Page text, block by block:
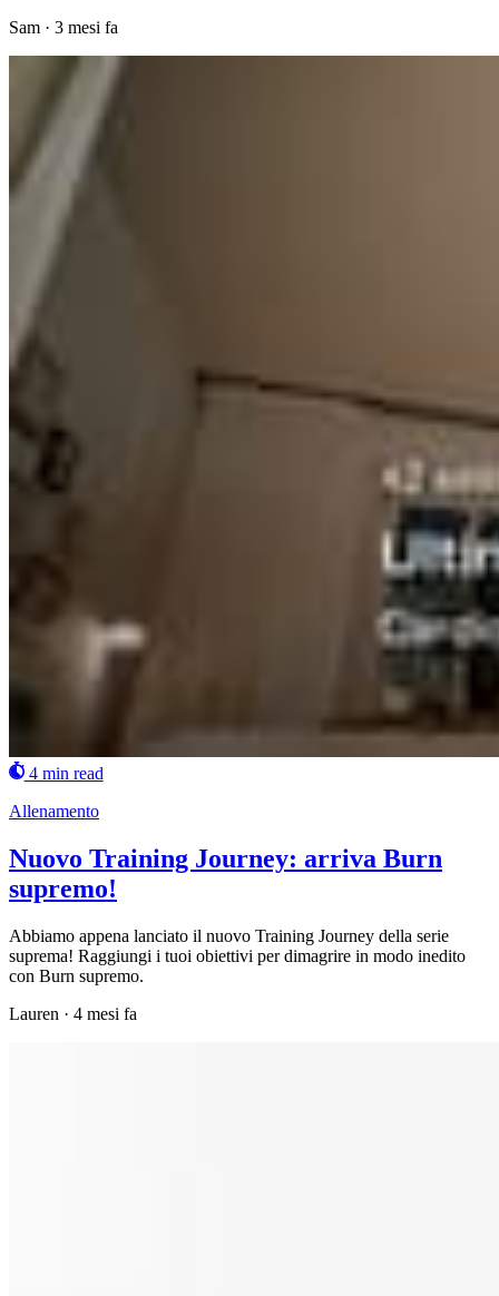
Sam · 3 mesi fa
4 min read
Allenamento
Nuovo Training Journey: arriva Burn
supremo!
Abbiamo appena lanciato il nuovo Training Journey della serie
suprema! Raggiungi i tuoi obiettivi per dimagrire in modo inedito
con Burn supremo.
Lauren · 4 mesi fa